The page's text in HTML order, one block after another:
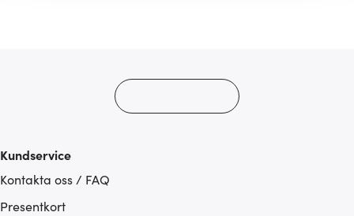
Kundservice
Kontakta oss / FAQ
Presentkort